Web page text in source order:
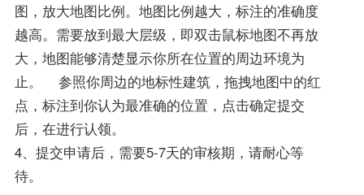
图，放大地图比例。地图比例越大，标注的准确度
越高。需要放到最大层级，即双击鼠标地图不再放
大，地图能够清楚显示你所在位置的周边环境为
止。 参照你周边的地标性建筑，拖拽地图中的红
点，标注到你认为最准确的位置，点击确定提交
后，在进行认领。
4、提交申请后，需要5-7天的审核期，请耐心等
待。